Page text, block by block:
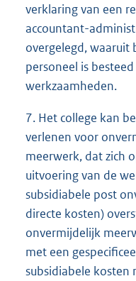
verklaring van een
accountant-
overgelegd,
personeel is
werkzaamheden.
7. Het college kan
verlenen voor
meerwerk, dat zich
uitvoering van de
subsidiabele post
directe kosten)
onvermijdelijk
met een
subsidiabele kosten